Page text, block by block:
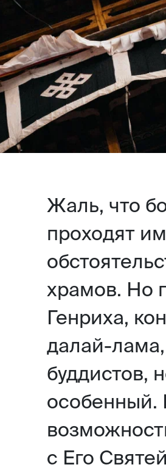
Жаль, что
проходят
храмов. Но
Генриха,
далай-лама,
буддистов,
особенный.
с Его